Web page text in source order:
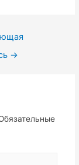
→